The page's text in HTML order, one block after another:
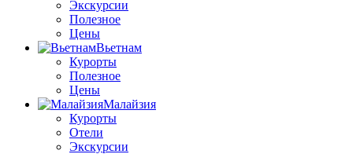
Экскурсии
Полезное
Цены
Вьетнам
Курорты
Полезное
Цены
Малайзия
Курорты
Отели
Экскурсии